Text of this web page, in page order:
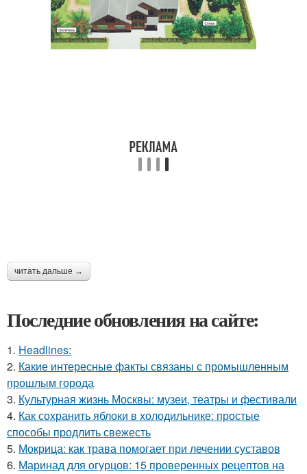
читать дальше →
Последние обновления на сайте:
1. Headlines:
2. Какие интересные факты связаны с промышленным
прошлым города
3. Культурная жизнь Москвы: музеи, театры и фестивали
4. Как сохранить яблоки в холодильнике: простые
способы продлить свежесть
5. Мокрица: как трава помогает при лечении суставов
6. Маринад для огурцов: 15 проверенных рецептов на